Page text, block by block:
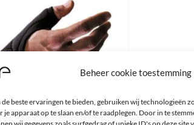
Beheer cookie toestemming
de beste ervaringen te bieden, gebruiken wij technologieën
je apparaat op te slaan en/of te raadplegen. Door in te